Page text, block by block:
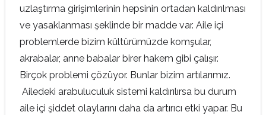
uzlaştırma girişimlerinin hepsinin ortadan kaldırılması
ve yasaklanması şeklinde bir madde var. Aile içi
problemlerde bizim kültürümüzde komşular,
akrabalar, anne babalar birer hakem gibi çalışır.
Birçok problemi çözüyor. Bunlar bizim artılarımız.
Ailedeki arabuluculuk sistemi kaldırılırsa bu durum
aile içi şiddet olaylarını daha da artırıcı etki yapar. Bu